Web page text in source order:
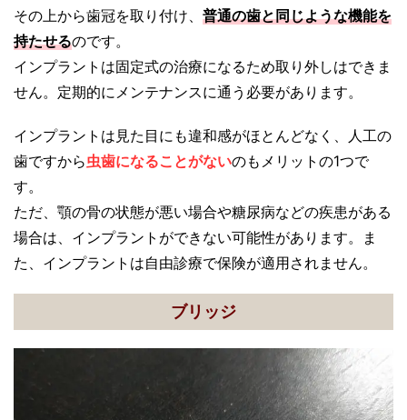
その上から歯冠を取り付け、 普通の歯と同じような機能を
持たせるのです。
インプラントは固定式の治療になるため取り外しはできま
せん。定期的にメンテナンスに通う必要があります。
インプラントは見た目にも違和感がほとんどなく、人工の
歯ですから虫歯になることがないのもメリットの1つで
す。
ただ、顎の骨の状態が悪い場合や糖尿病などの疾患がある
場合は、インプラントができない可能性があります。ま
た、インプラントは自由診療で保険が適用されません。
ブリッジ